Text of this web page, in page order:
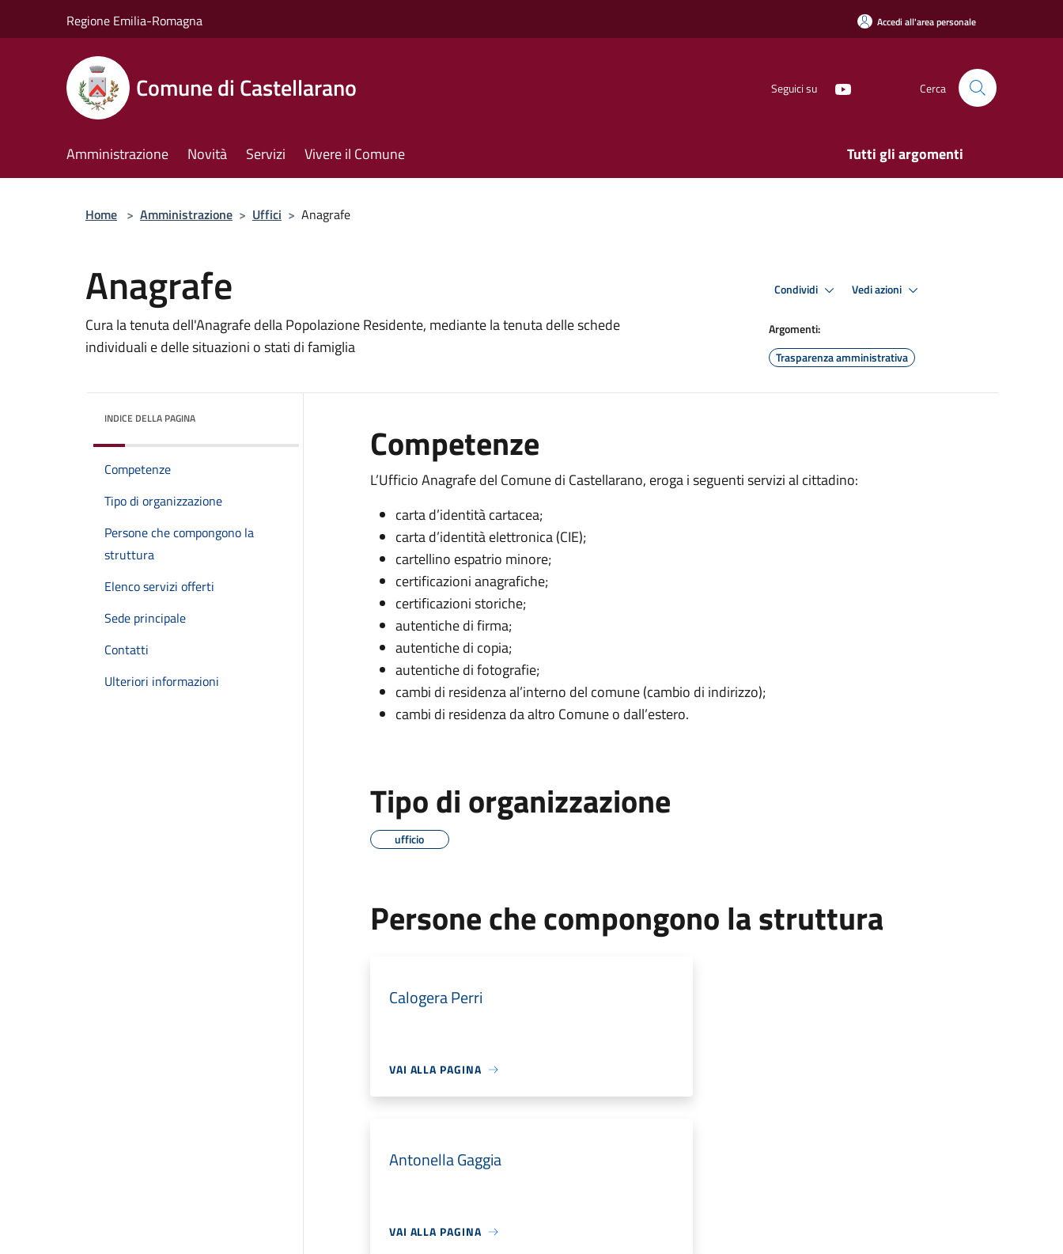
Regione Emilia-Romagna Accedi all'area personale
Comune di Castellarano Seguici su Cerca
Amministrazione Novità Servizi Vivere il Comune Tutti gli argomenti
Home > Amministrazione > Uffici > Anagrafe
Anagrafe
Cura la tenuta dell'Anagrafe della Popolazione Residente, mediante la tenuta delle schede
individuali e delle situazioni o stati di famiglia
Condividi Vedi azioni
Argomenti:
Trasparenza amministrativa
INDICE DELLA PAGINA
Competenze
Tipo di organizzazione
Persone che compongono la
struttura
Elenco servizi offerti
Sede principale
Contatti
Ulteriori informazioni
Competenze
L’Ufficio Anagrafe del Comune di Castellarano, eroga i seguenti servizi al cittadino:
carta d’identità cartacea;
carta d’identità elettronica (CIE);
cartellino espatrio minore;
certificazioni anagrafiche;
certificazioni storiche;
autentiche di firma;
autentiche di copia;
autentiche di fotografie;
cambi di residenza al’interno del comune (cambio di indirizzo);
cambi di residenza da altro Comune o dall’estero.
Tipo di organizzazione
ufficio
Persone che compongono la struttura
Calogera Perri
VAI ALLA PAGINA
Antonella Gaggia
VAI ALLA PAGINA